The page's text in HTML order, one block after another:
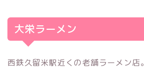
大栄ラーメン
西鉄久留米駅近くの老舗ラーメン店。